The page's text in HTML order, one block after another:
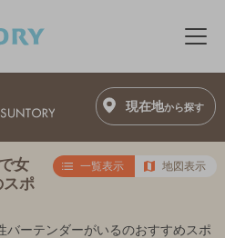
メ
現在地から探す
女
スポ
一覧表示 地図表示
バーテンダーがいるのおすすめスポ